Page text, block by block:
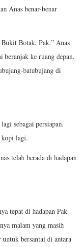
Anas benar-benar
Botak, Pak.” Anas
beranjak ke ruang depan.
batubujang di
sebagai persiapan.
kopi lagi.
telah berada di hadapan
tepat di hadapan Pak
malam yang masih
bersantai di antara